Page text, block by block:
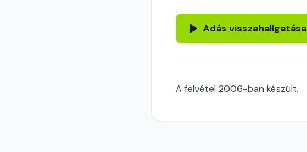
Adás visszahallgatása
A felvétel 2006-ban készült.